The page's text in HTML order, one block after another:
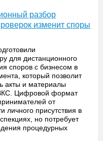
разбор
изменит споры
для дистанционного
споров с бизнесом в
который позволит
акты и материалы
Цифровой формат
от
личного присутствия в
но потребует
процедурных